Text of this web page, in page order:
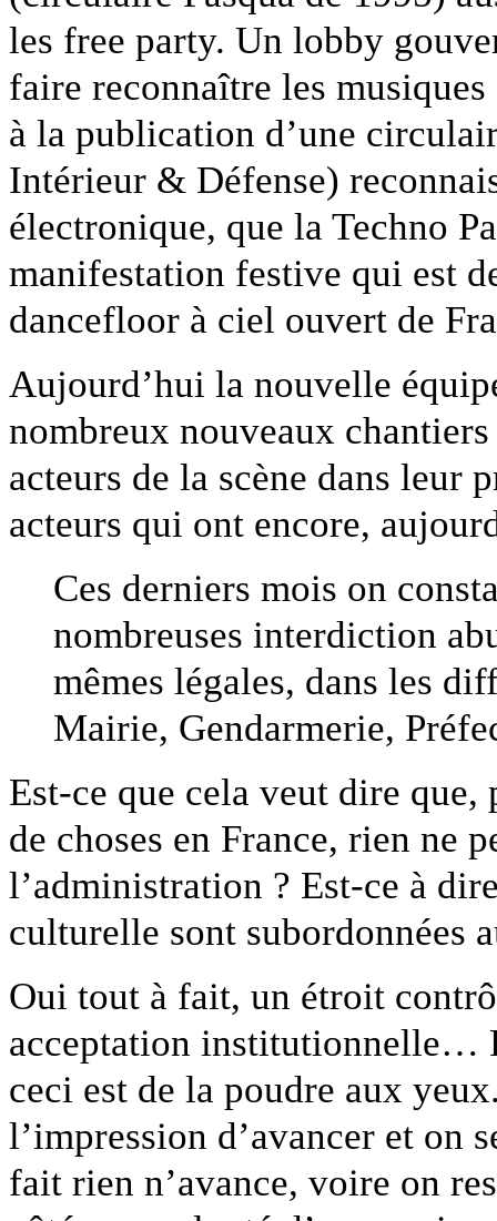
les free party. Un lobby
faire reconnaître les
à la publication d’une
Intérieur & Défense)
électronique, que la Techno
manifestation festive qui est
dancefloor à ciel ouvert de
Aujourd’hui la nouvelle
nombreux nouveaux
acteurs de la scène dans leur
acteurs qui ont encore,
Ces derniers mois on
nombreuses interdiction
mêmes légales, dans les
Mairie, Gendarmerie,
Est-ce que cela veut dire
de choses en France, rien ne
l’administration ? Est-ce à
culturelle sont subordonnées
Oui tout à fait, un étroit
acceptation institutionnelle…
ceci est de la poudre aux
l’impression d’avancer et on
fait rien n’avance, voire on